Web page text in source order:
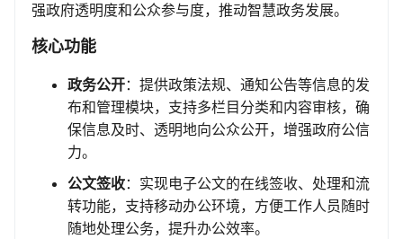
强政府透明度和公众参与度，推动智慧政务发展。
核心功能
政务公开：提供政策法规、通知公告等信息的发
布和管理模块，支持多栏目分类和内容审核，确
保信息及时、透明地向公众公开，增强政府公信
力。
公文签收：实现电子公文的在线签收、处理和流
转功能，支持移动办公环境，方便工作人员随时
随地处理公务，提升办公效率。